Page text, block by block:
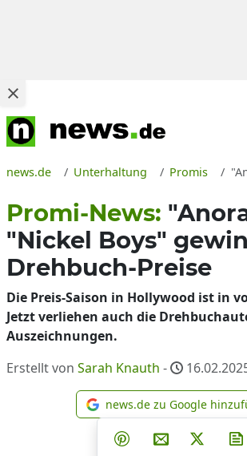
news.de Unterhaltung Promis
Promi-News:
"Nickel Boys"
Drehbuch-Preise
Die Preis-Saison in Hollywood ist in
Jetzt verliehen auch die
Auszeichnungen.
Erstellt von Sarah Knauth -
news.de
news.de zu Google
Teilen auf Facebook
Teilen auf
Teilen auf Pinterest
Per E-Mail
Post